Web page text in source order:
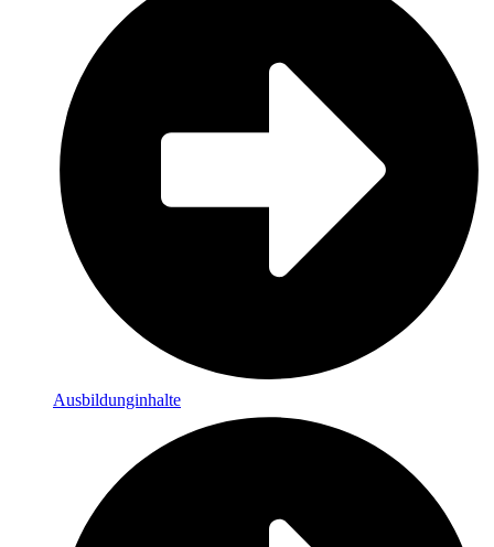
Ausbildunginhalte